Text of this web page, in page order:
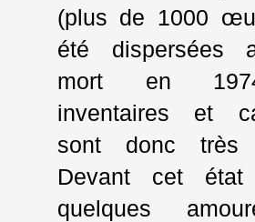
(plus de 1000
été dispersées
mort en
inventaires et
sont donc très
Devant cet
quelques